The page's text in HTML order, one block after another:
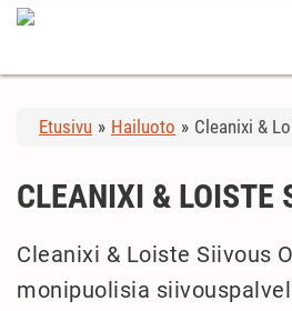
Etusivu » Hailuoto » Cleanixi &
CLEANIXI & LOISTE
Cleanixi & Loiste Siivous
monipuolisia